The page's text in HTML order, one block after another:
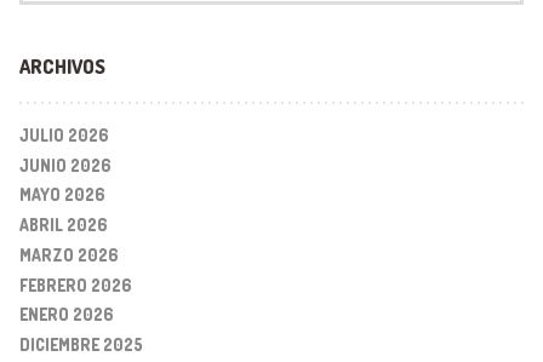
ARCHIVOS
JULIO 2026
JUNIO 2026
MAYO 2026
ABRIL 2026
MARZO 2026
FEBRERO 2026
ENERO 2026
DICIEMBRE 2025